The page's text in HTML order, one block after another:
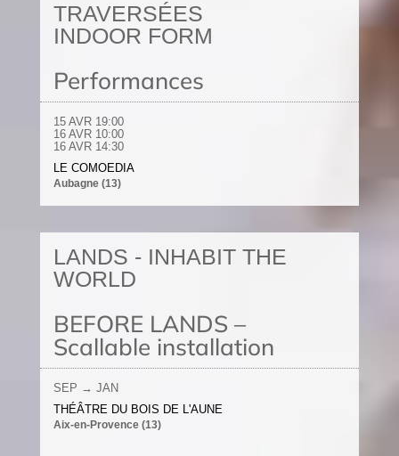
TRAVERSÉES
INDOOR FORM
Performances
15 AVR19:00
16 AVR10:00
16 AVR14:30
LE COMOEDIA
Aubagne (13)
LANDS - INHABIT THE
WORLD
BEFORE LANDS –
Scallable installation
SEP → JAN
THÉÂTRE DU BOIS DE L'AUNE
Aix-en-Provence (13)